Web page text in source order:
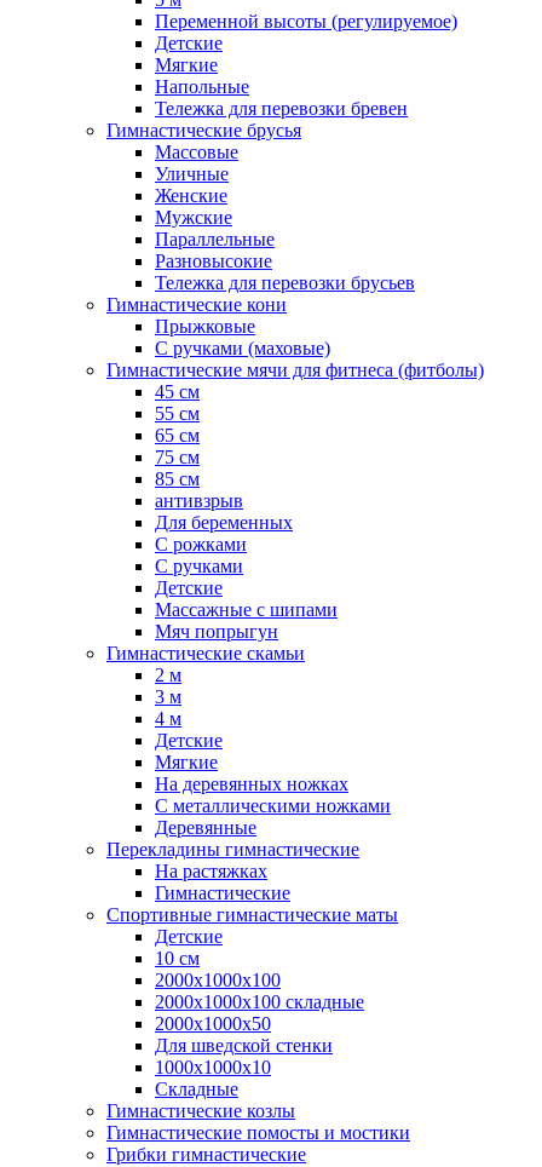
Переменной высоты (регулируемое)
Детские
Мягкие
Напольные
Тележка для перевозки бревен
Гимнастические брусья
Массовые
Уличные
Женские
Мужские
Параллельные
Разновысокие
Тележка для перевозки брусьев
Гимнастические кони
Прыжковые
С ручками (маховые)
Гимнастические мячи для фитнеса (фитболы)
45 см
55 см
65 см
75 см
85 см
антивзрыв
Для беременных
С рожками
С ручками
Детские
Массажные с шипами
Мяч попрыгун
Гимнастические скамьи
2 м
3 м
4 м
Детские
Мягкие
На деревянных ножках
С металлическими ножками
Деревянные
Перекладины гимнастические
На растяжках
Гимнастические
Спортивные гимнастические маты
Детские
10 см
2000х1000х100
2000х1000х100 складные
2000х1000х50
Для шведской стенки
1000х1000х10
Складные
Гимнастические козлы
Гимнастические помосты и мостики
Грибки гимнастические